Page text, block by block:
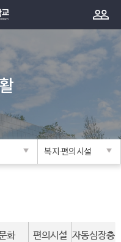
복지·편의시설
화 편의시설 자동심장충